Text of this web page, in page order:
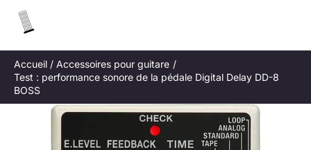
Accueil
Accessoires pour guitare
Test : performance sonore de la pédale Digital Delay DD-8
BOSS
h
e
r